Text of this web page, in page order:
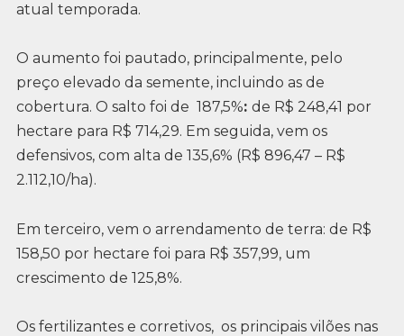
atual temporada.
O aumento foi pautado, principalmente, pelo
preço elevado da semente, incluindo as de
cobertura. O salto foi de 187,5%: de R$ 248,41 por
hectare para R$ 714,29. Em seguida, vem os
defensivos, com alta de 135,6% (R$ 896,47 – R$
2.112,10/ha).
Em terceiro, vem o arrendamento de terra: de R$
158,50 por hectare foi para R$ 357,99, um
crescimento de 125,8%.
Os fertilizantes e corretivos, os principais vilões nas